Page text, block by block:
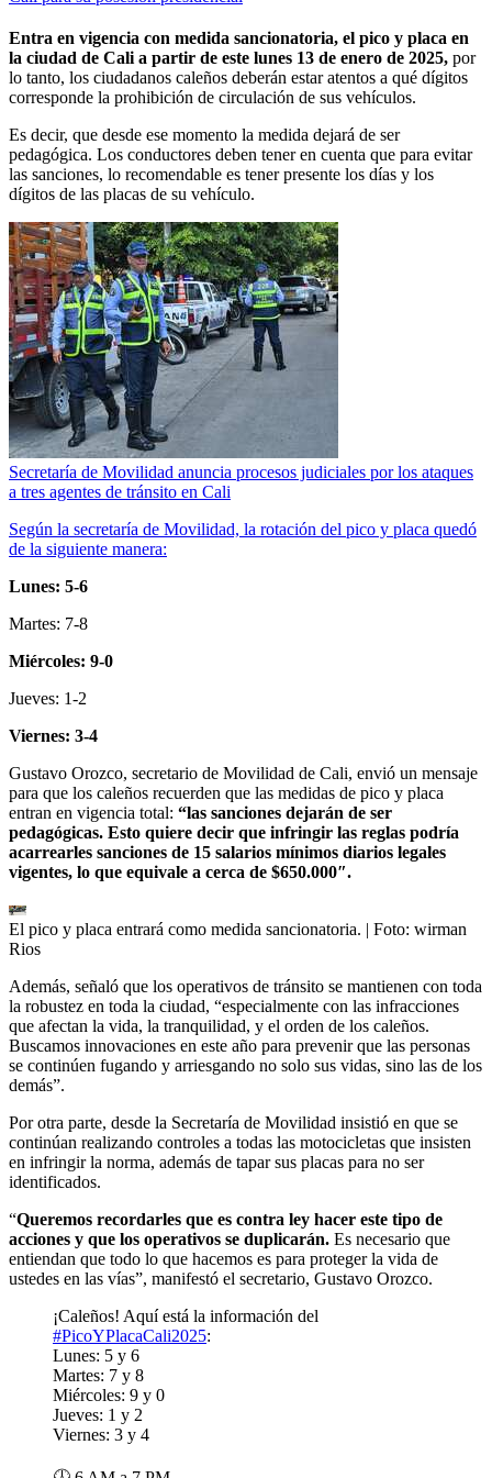
Entra en vigencia con medida sancionatoria, el pico y placa en
la ciudad de Cali a partir de este lunes 13 de enero de 2025, por
lo tanto, los ciudadanos caleños deberán estar atentos a qué dígitos
corresponde la prohibición de circulación de sus vehículos.
Es decir, que desde ese momento la medida dejará de ser
pedagógica. Los conductores deben tener en cuenta que para evitar
las sanciones, lo recomendable es tener presente los días y los
dígitos de las placas de su vehículo.
Secretaría de Movilidad anuncia procesos judiciales por los ataques
a tres agentes de tránsito en Cali
Según la secretaría de Movilidad, la rotación del pico y placa quedó
de la siguiente manera:
Lunes: 5-6
Martes: 7-8
Miércoles: 9-0
Jueves: 1-2
Viernes: 3-4
Gustavo Orozco, secretario de Movilidad de Cali, envió un mensaje
para que los caleños recuerden que las medidas de pico y placa
entran en vigencia total: “las sanciones dejarán de ser
pedagógicas. Esto quiere decir que infringir las reglas podría
acarrearles sanciones de 15 salarios mínimos diarios legales
vigentes, lo que equivale a cerca de $650.000″.
El pico y placa entrará como medida sancionatoria. | Foto: wirman
Rios
Además, señaló que los operativos de tránsito se mantienen con toda
la robustez en toda la ciudad, “especialmente con las infracciones
que afectan la vida, la tranquilidad, y el orden de los caleños.
Buscamos innovaciones en este año para prevenir que las personas
se continúen fugando y arriesgando no solo sus vidas, sino las de los
demás”.
Por otra parte, desde la Secretaría de Movilidad insistió en que se
continúan realizando controles a todas las motocicletas que insisten
en infringir la norma, además de tapar sus placas para no ser
identificados.
“Queremos recordarles que es contra ley hacer este tipo de
acciones y que los operativos se duplicarán. Es necesario que
entiendan que todo lo que hacemos es para proteger la vida de
ustedes en las vías”, manifestó el secretario, Gustavo Orozco.
¡Caleños! Aquí está la información del
#PicoYPlacaCali2025:
Lunes: 5 y 6
Martes: 7 y 8
Miércoles: 9 y 0
Jueves: 1 y 2
Viernes: 3 y 4